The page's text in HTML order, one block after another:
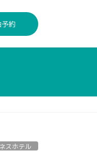
約
スホテル